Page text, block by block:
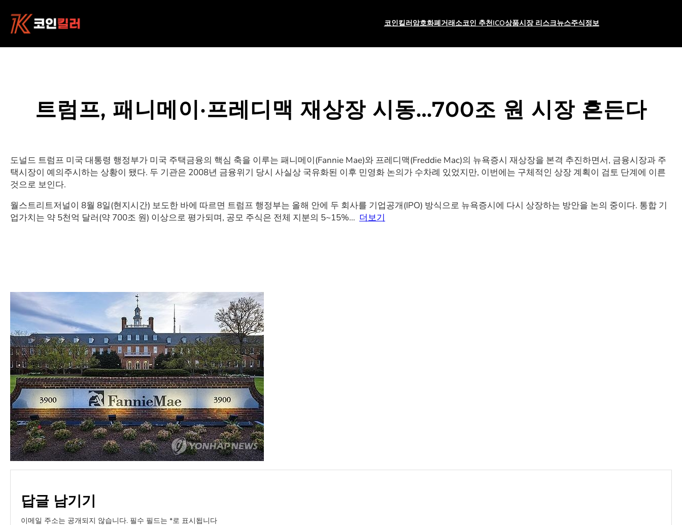
코인킬러 암호화폐 거래소코인 추천ICO상품시장 리스크뉴스주식정보
트럼프, 패니메이·프레디맥 재상장 시동…700조 원 시장 흔든다
도널드 트럼프 미국 대통령 행정부가 미국 주택금융의 핵심 축을 이루는 패니메이(Fannie Mae)와 프레디맥(Freddie Mac)의 뉴욕증시 재상장을 본격 추진하면서, 금융시장과 주
택시장이 예의주시하는 상황이 됐다. 두 기관은 2008년 금융위기 당시 사실상 국유화된 이후 민영화 논의가 수차례 있었지만, 이번에는 구체적인 상장 계획이 검토 단계에 이른
것으로 보인다.
월스트리트저널이 8월 8일(현지시간) 보도한 바에 따르면 트럼프 행정부는 올해 안에 두 회사를 기업공개(IPO) 방식으로 뉴욕증시에 다시 상장하는 방안을 논의 중이다. 통합 기
업가치는 약 5천억 달러(약 700조 원) 이상으로 평가되며, 공모 주식은 전체 지분의 5~15%… 더보기
답글 남기기
이메일 주소는 공개되지 않습니다. 필수 필드는 *로 표시됩니다